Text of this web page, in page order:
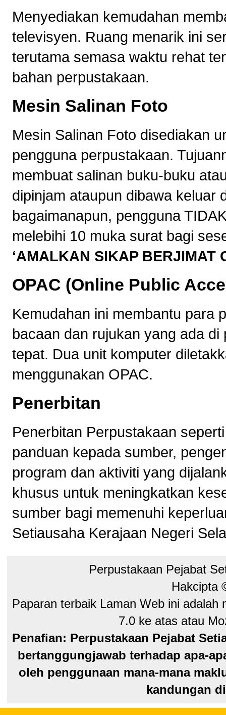
Menyediakan kemudahan
televisyen. Ruang menarik ini
terutama semasa waktu rehat
bahan perpustakaan.
Mesin Salinan Foto
Mesin Salinan Foto disediakan
pengguna perpustakaan.
membuat salinan buku-buku
dipinjam ataupun dibawa keluar
bagaimanapun, pengguna
melebihi 10 muka surat bagi
‘AMALKAN SIKAP BERJIMAT
OPAC (Online Public
Kemudahan ini membantu para
bacaan dan rujukan yang ada
tepat. Dua unit komputer
menggunakan OPAC.
Penerbitan
Penerbitan Perpustakaan
panduan kepada sumber,
program dan aktiviti yang
khusus untuk meningkatkan
sumber bagi memenuhi
Setiausaha Kerajaan Negeri
Perpustakaan Pejabat
Hakcipta
Paparan terbaik Laman Web ini
7.0 ke atas atau
Penafian: Perpustakaan Pejabat
bertanggungjawab terhadap apa-
oleh penggunaan mana-mana
kandungan